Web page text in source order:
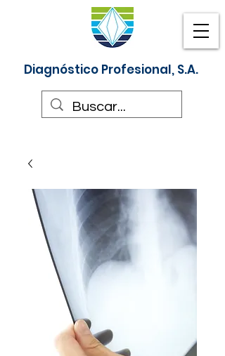
Diagnóstico Profesional, S.A.